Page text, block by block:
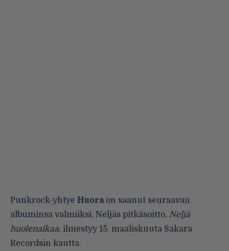
Punkrock-yhtye Huora on saanut seuraavan
albuminsa valmiiksi. Neljäs pitkäsoitto, Neljä
huolenaikaa, ilmestyy 15. maaliskuuta Sakara
Recordsin kautta.